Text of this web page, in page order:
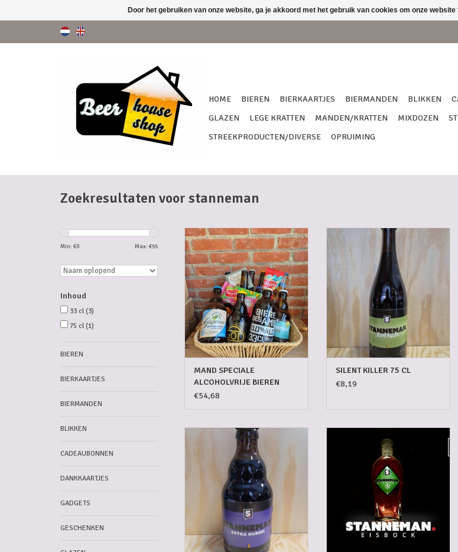
HOME BIEREN BIERKAARTJES BIERMANDEN BLIKKEN
GLAZEN
LEGE KRATTEN MANDEN/KRATTEN MIXDOZEN
STREEKPRODUCTEN/DIVERSE
OPRUIMING
Zoekresultaten voor stanneman
Min: €0 Max: €55
Inhoud
33 cl (3)
75 cl (1)
BIEREN
BIERKAARTJES
BIERMANDEN
BLIKKEN
CADEAUBONNEN
DANKKAARTJES
GADGETS
GESCHENKEN
MAND SPECIALE ALCOHOLVRIJE
BIEREN
TOEVOEGEN AAN WINKELWAGEN
MAND SPECIALE
ALCOHOLVRIJE BIEREN
€54,68
SILENT KILLER 75 CL
TOEVOEGEN AAN WINKELWAGEN
SILENT KILLER 75 CL
€8,19
STANNEMAN DUBBEL 33 CL
TOEVOEGEN AAN WINKELWAGEN TOEVOEGEN AAN WINKELWAGEN
Door het gebruiken van onze website, ga je akkoord met het gebruik van cookies om onze